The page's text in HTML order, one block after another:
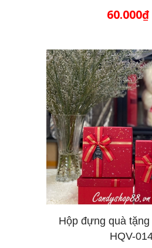
60.000₫
Hộp đựng quà
HQV-